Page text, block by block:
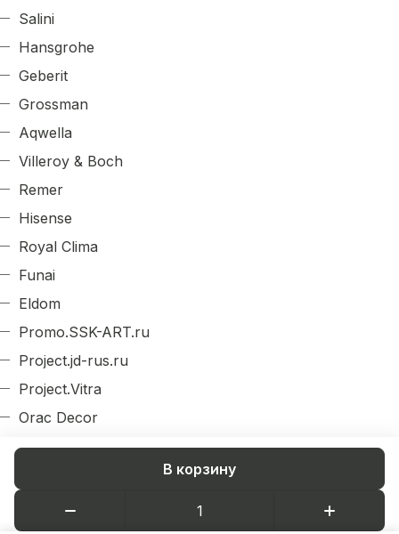
В корзину
Salini
Hansgrohe
Geberit
Grossman
Aqwella
Villeroy & Boch
Remer
Hisense
Royal Clima
Funai
Eldom
Promo.SSK-ART.ru
Project.jd-rus.ru
Project.Vitra
Orac Decor
Evroplast